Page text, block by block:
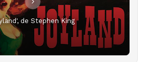
de Stephen King